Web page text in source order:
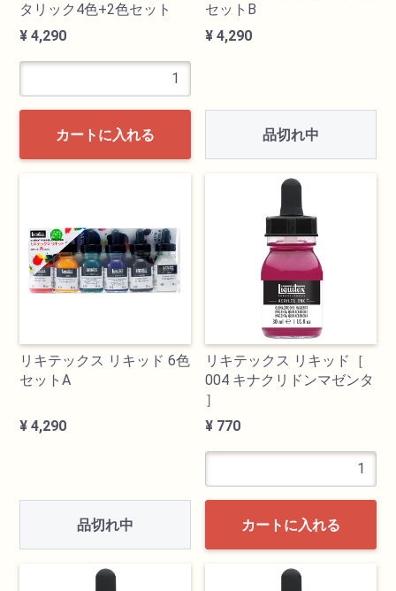
タリック4色+2色セット
¥ 4,290
カートに入れる
セットB
¥ 4,290
品切れ中
リキテックス リキッド 6色
セットA
¥ 4,290
品切れ中
リキテックス リキッド［
004 キナクリドンマゼンタ
］
¥ 770
カートに入れる
カテゴリ
書道用品
画材
不透明水彩絵具
アクリル絵具
日本画絵具
画溶液
地塗り材・メディウム
コミック画材